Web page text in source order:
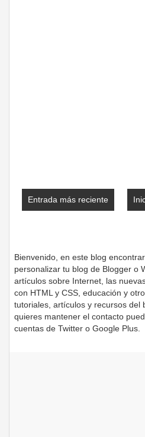
Entrada más reciente
Bienvenido, en este blog
personalizar tu blog de Blogger o
artículos sobre Internet, las
con HTML y CSS, educación y
tutoriales, artículos y recursos del
quieres mantener el contacto
cuentas de Twitter o Google Plus.